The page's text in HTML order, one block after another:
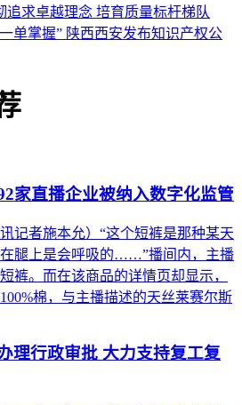
追求卓越理念 培育质量标杆梯队
单掌握” 陕西西安发布知识产权公
家直播企业被纳入数字化监管
记者施本允）“这个短裤是那种某天
腿上是会呼吸的……”播间内，主播
裤。而在该商品的详情页却显示，
棉，与主播描述的天丝莱赛尔斯
理行政审批 大力支持复工复